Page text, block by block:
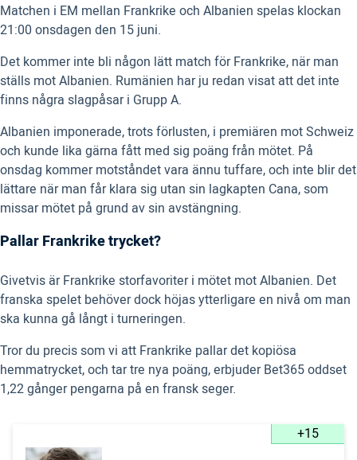
Matchen i EM mellan Frankrike och Albanien spelas klockan
21:00 onsdagen den 15 juni.
Det kommer inte bli någon lätt match för Frankrike, när man
ställs mot Albanien. Rumänien har ju redan visat att det inte
finns några slagpåsar i Grupp A.
Albanien imponerade, trots förlusten, i premiären mot Schweiz
och kunde lika gärna fått med sig poäng från mötet. På
onsdag kommer motståndet vara ännu tuffare, och inte blir det
lättare när man får klara sig utan sin lagkapten Cana, som
missar mötet på grund av sin avstängning.
Pallar Frankrike trycket?
Givetvis är Frankrike storfavoriter i mötet mot Albanien. Det
franska spelet behöver dock höjas ytterligare en nivå om man
ska kunna gå långt i turneringen.
Tror du precis som vi att Frankrike pallar det kopiösa
hemmatrycket, och tar tre nya poäng, erbjuder Bet365 oddset
1,22 gånger pengarna på en fransk seger.
+15